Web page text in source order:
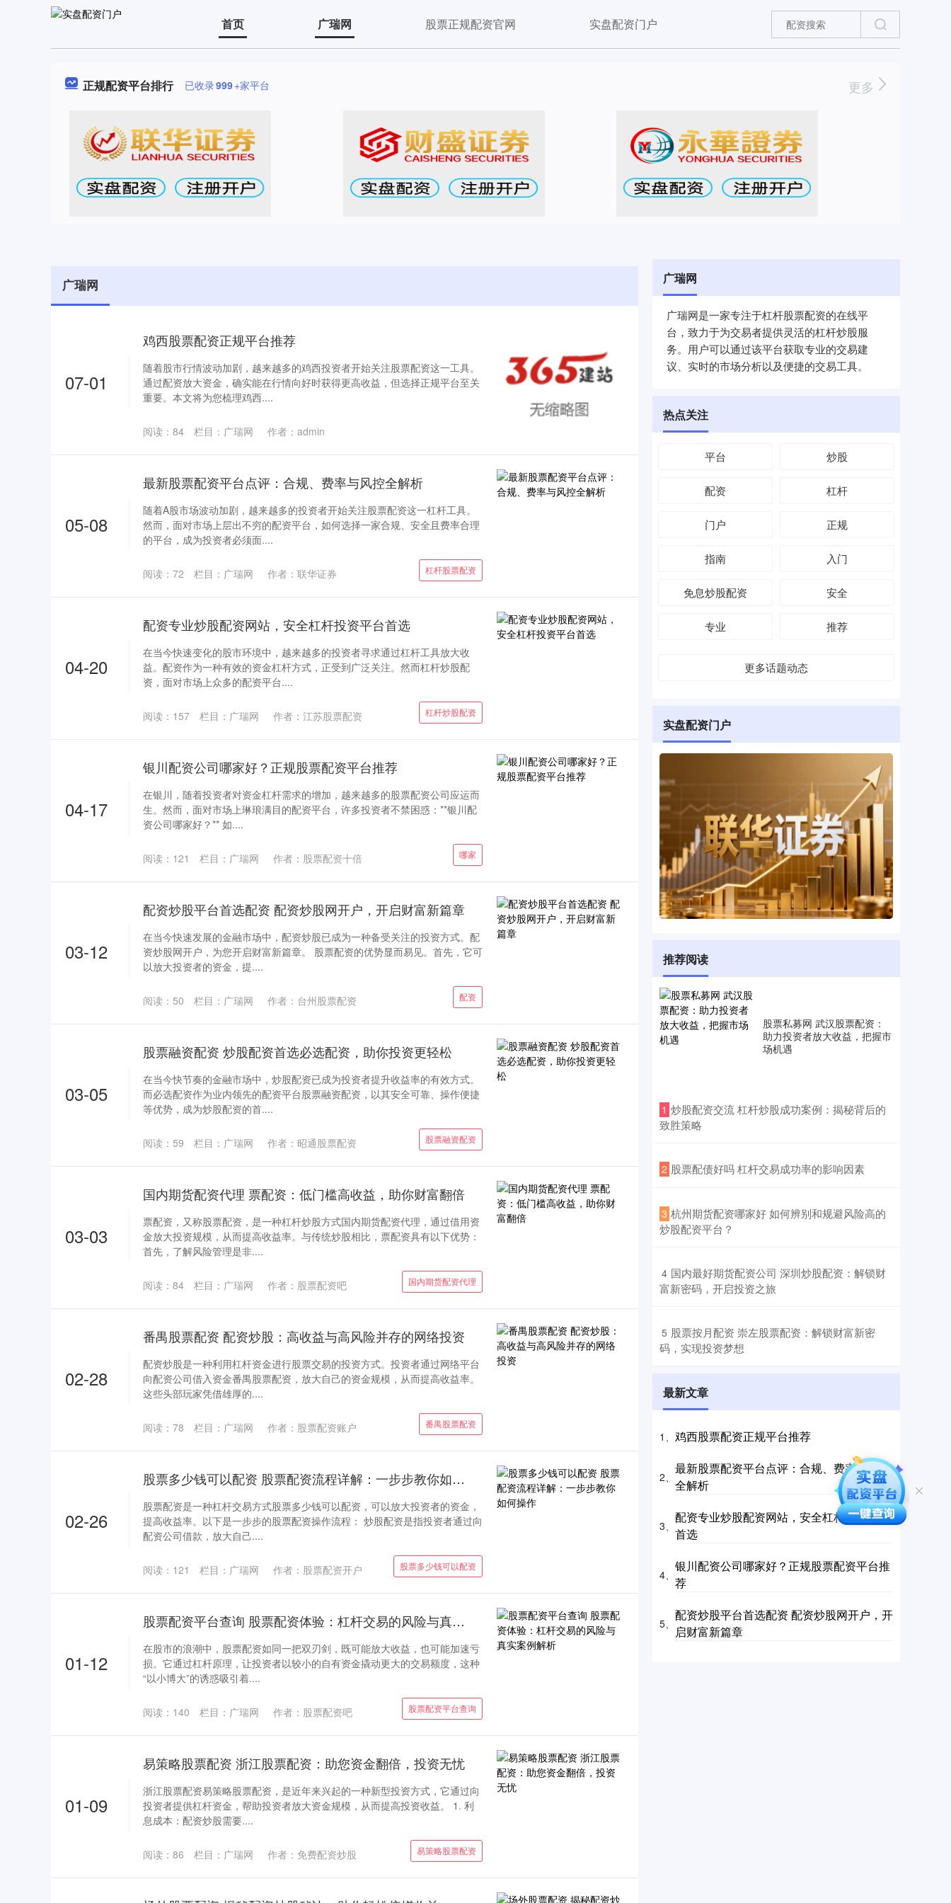
首页 广瑞网 股票正规配资官网 实盘配资门户
正规配资平台排行 已收录999+家平台 更多
广瑞网
07-01
鸡西股票配资正规平台推荐
随着股市行情波动加剧，越来越多的鸡西投资者开始关注股票配资这一工具。
通过配资放大资金，确实能在行情向好时获得更高收益，但选择正规平台至关
重要。本文将为您梳理鸡西....
作者：admin
阅读： 84 栏目： 广瑞网
05-08
最新股票配资平台点评：合规、费率与风控全解析
随着A股市场波动加剧，越来越多的投资者开始关注股票配资这一杠杆工具。
然而，面对市场上层出不穷的配资平台，如何选择一家合规、安全且费率合理
的平台，成为投资者必须面....
杠杆股票配资
作者：联华证券
阅读： 72 栏目： 广瑞网
04-20
配资专业炒股配资网站，安全杠杆投资平台首选
在当今快速变化的股市环境中，越来越多的投资者寻求通过杠杆工具放大收
益。配资作为一种有效的资金杠杆方式，正受到广泛关注。然而杠杆炒股配
资，面对市场上众多的配资平台....
杠杆炒股配资
作者：江苏股票配资
阅读： 157 栏目： 广瑞网
04-17
银川配资公司哪家好？正规股票配资平台推荐
在银川，随着投资者对资金杠杆需求的增加，越来越多的股票配资公司应运而
生。然而，面对市场上琳琅满目的配资平台，许多投资者不禁困惑：**银川配
资公司哪家好？** 如....
哪家
作者：股票配资十倍
阅读： 121 栏目： 广瑞网
03-12
配资炒股平台首选配资 配资炒股网开户，开启财富新篇章
在当今快速发展的金融市场中，配资炒股已成为一种备受关注的投资方式。配
资炒股网开户，为您开启财富新篇章。 股票配资的优势显而易见。首先，它可
以放大投资者的资金，提....
配资
作者：台州股票配资
阅读： 50 栏目： 广瑞网
03-05
股票融资配资 炒股配资首选必选配资，助你投资更轻松
在当今快节奏的金融市场中，炒股配资已成为投资者提升收益率的有效方式。
而必选配资作为业内领先的配资平台股票融资配资，以其安全可靠、操作便捷
等优势，成为炒股配资的首....
股票融资配资
作者：昭通股票配资
阅读： 59 栏目： 广瑞网
03-03
国内期货配资代理 票配资：低门槛高收益，助你财富翻倍
票配资，又称股票配资，是一种杠杆炒股方式国内期货配资代理，通过借用资
金放大投资规模，从而提高收益率。与传统炒股相比，票配资具有以下优势：
首先，了解风险管理是非....
国内期货配资代理
作者：股票配资吧
阅读： 84 栏目： 广瑞网
02-28
番禺股票配资 配资炒股：高收益与高风险并存的网络投资
配资炒股是一种利用杠杆资金进行股票交易的投资方式。投资者通过网络平台
向配资公司借入资金番禺股票配资，放大自己的资金规模，从而提高收益率。
这些头部玩家凭借雄厚的....
番禺股票配资
作者：股票配资账户
阅读： 78 栏目： 广瑞网
02-26
股票多少钱可以配资 股票配资流程详解：一步步教你如何操作
股票配资是一种杠杆交易方式股票多少钱可以配资，可以放大投资者的资金，
提高收益率。以下是一步步的股票配资操作流程： 炒股配资是指投资者通过向
配资公司借款，放大自己....
股票多少钱可以配资
作者：股票配资开户
阅读： 121 栏目： 广瑞网
01-12
股票配资平台查询 股票配资体验：杠杆交易的风险与真实案例解析
在股市的浪潮中，股票配资如同一把双刃剑，既可能放大收益，也可能加速亏
损。它通过杠杆原理，让投资者以较小的自有资金撬动更大的交易额度，这种
“以小博大”的诱惑吸引着....
股票配资平台查询
作者：股票配资吧
阅读： 140 栏目： 广瑞网
01-09
易策略股票配资 浙江股票配资：助您资金翻倍，投资无忧
浙江股票配资易策略股票配资，是近年来兴起的一种新型投资方式，它通过向
投资者提供杠杆资金，帮助投资者放大资金规模，从而提高投资收益。 1. 利
息成本：配资炒股需要....
易策略股票配资
作者：免费配资炒股
阅读： 86 栏目： 广瑞网
广瑞网
广瑞网是一家专注于杠杆股票配资的在线平
台，致力于为交易者提供灵活的杠杆炒股服
务。用户可以通过该平台获取专业的交易建
议、实时的市场分析以及便捷的交易工具。
热点关注
平台 炒股
配资 杠杆
门户 正规
指南 入门
免息炒股配资 安全
专业 推荐
更多话题动态
实盘配资门户
推荐阅读
股票私募网 武汉股票配资：
助力投资者放大收益，把握市
场机遇
1 ​炒股配资交流 杠杆炒股成功案例：揭秘背后的
致胜策略
2 ​股票配债好吗 杠杆交易成功率的影响因素
3 ​杭州期货配资哪家好 如何辨别和规避风险高的
炒股配资平台？
4 ​国内最好期货配资公司 深圳炒股配资：解锁财
富新密码，开启投资之旅
5 ​股票按月配资 崇左股票配资：解锁财富新密
码，实现投资梦想
最新文章
1、 鸡西股票配资正规平台推荐
2、
最新股票配资平台点评：合规、费率与风控
全解析
3、
配资专业炒股配资网站，安全杠杆投资平台
首选
4、
银川配资公司哪家好？正规股票配资平台推
荐
5、
配资炒股平台首选配资 配资炒股网开户，开
启财富新篇章